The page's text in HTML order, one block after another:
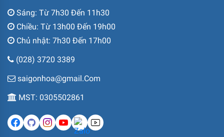
Sáng: Từ 7h30 Đến 11h30
Chiều: Từ 13h00 Đến 19h00
Chủ nhật: 7h30 Đến 17h00
(028) 3720 3389
saigonhoa@gmail.Com
MST: 0305502861